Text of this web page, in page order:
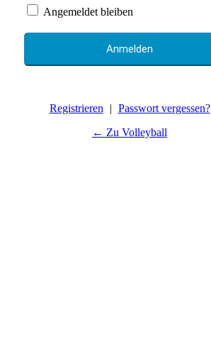
Angemeldet bleiben
Registrieren | Passwort vergessen?
← Zu Volleyball